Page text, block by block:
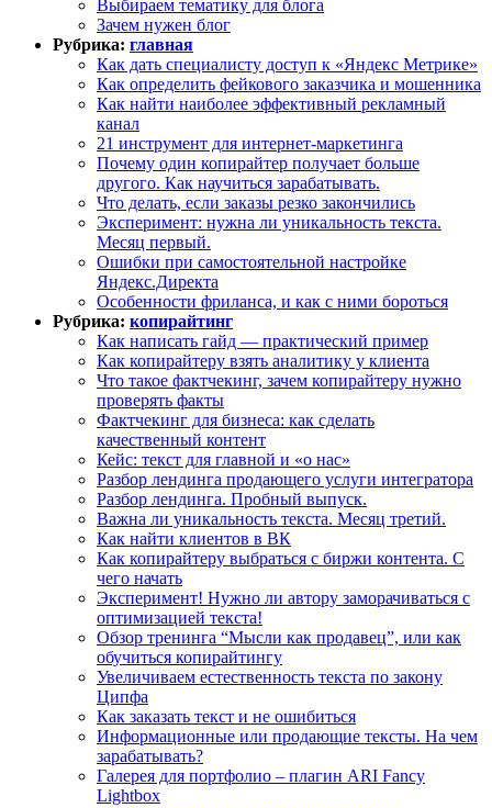
Выбираем тематику для блога
Зачем нужен блог
Рубрика: главная
Как дать специалисту доступ к «Яндекс Метрике»
Как определить фейкового заказчика и мошенника
Как найти наиболее эффективный рекламный
канал
21 инструмент для интернет-маркетинга
Почему один копирайтер получает больше
другого. Как научиться зарабатывать.
Что делать, если заказы резко закончились
Эксперимент: нужна ли уникальность текста.
Месяц первый.
Ошибки при самостоятельной настройке
Яндекс.Директа
Особенности фриланса, и как с ними бороться
Рубрика: копирайтинг
Как написать гайд — практический пример
Как копирайтеру взять аналитику у клиента
Что такое фактчекинг, зачем копирайтеру нужно
проверять факты
Фактчекинг для бизнеса: как сделать
качественный контент
Кейс: текст для главной и «о нас»
Разбор лендинга продающего услуги интегратора
Разбор лендинга. Пробный выпуск.
Важна ли уникальность текста. Месяц третий.
Как найти клиентов в ВК
Как копирайтеру выбраться с биржи контента. С
чего начать
Эксперимент! Нужно ли автору заморачиваться с
оптимизацией текста!
Обзор тренинга “Мысли как продавец”, или как
обучиться копирайтингу
Увеличиваем естественность текста по закону
Ципфа
Как заказать текст и не ошибиться
Информационные или продающие тексты. На чем
зарабатывать?
Галерея для портфолио – плагин ARI Fancy
Lightbox